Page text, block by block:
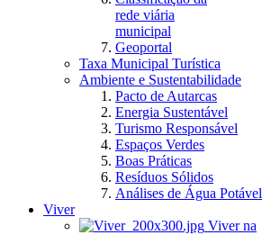
rede viária
municipal
Geoportal
Taxa Municipal Turística
Ambiente e Sustentabilidade
Pacto de Autarcas
Energia Sustentável
Turismo Responsável
Espaços Verdes
Boas Práticas
Resíduos Sólidos
Análises de Água Potável
Viver
Viver na